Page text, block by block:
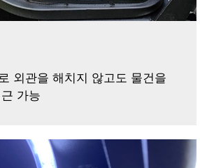
외관을 해치지 않고도 물건을
가능